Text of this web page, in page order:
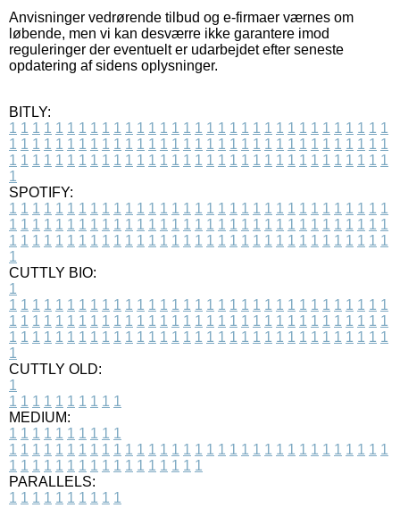
Anvisninger vedrørende tilbud og e-firmaer værnes om
løbende, men vi kan desværre ikke garantere imod
reguleringer der eventuelt er udarbejdet efter seneste
opdatering af sidens oplysninger.
BITLY:
1 1 1 1 1 1 1 1 1 1 1 1 1 1 1 1 1 1 1 1 1 1 1 1 1 1 1 1 1 1 1 1 1
1 1 1 1 1 1 1 1 1 1 1 1 1 1 1 1 1 1 1 1 1 1 1 1 1 1 1 1 1 1 1 1 1
1 1 1 1 1 1 1 1 1 1 1 1 1 1 1 1 1 1 1 1 1 1 1 1 1 1 1 1 1 1 1 1 1
1
SPOTIFY:
1 1 1 1 1 1 1 1 1 1 1 1 1 1 1 1 1 1 1 1 1 1 1 1 1 1 1 1 1 1 1 1 1
1 1 1 1 1 1 1 1 1 1 1 1 1 1 1 1 1 1 1 1 1 1 1 1 1 1 1 1 1 1 1 1 1
1 1 1 1 1 1 1 1 1 1 1 1 1 1 1 1 1 1 1 1 1 1 1 1 1 1 1 1 1 1 1 1 1
1
CUTTLY BIO:
1
1 1 1 1 1 1 1 1 1 1 1 1 1 1 1 1 1 1 1 1 1 1 1 1 1 1 1 1 1 1 1 1 1
1 1 1 1 1 1 1 1 1 1 1 1 1 1 1 1 1 1 1 1 1 1 1 1 1 1 1 1 1 1 1 1 1
1 1 1 1 1 1 1 1 1 1 1 1 1 1 1 1 1 1 1 1 1 1 1 1 1 1 1 1 1 1 1 1 1
1
CUTTLY OLD:
1
1 1 1 1 1 1 1 1 1 1
MEDIUM:
1 1 1 1 1 1 1 1 1 1
1 1 1 1 1 1 1 1 1 1 1 1 1 1 1 1 1 1 1 1 1 1 1 1 1 1 1 1 1 1 1 1 1
1 1 1 1 1 1 1 1 1 1 1 1 1 1 1 1 1
PARALLELS:
1 1 1 1 1 1 1 1 1 1